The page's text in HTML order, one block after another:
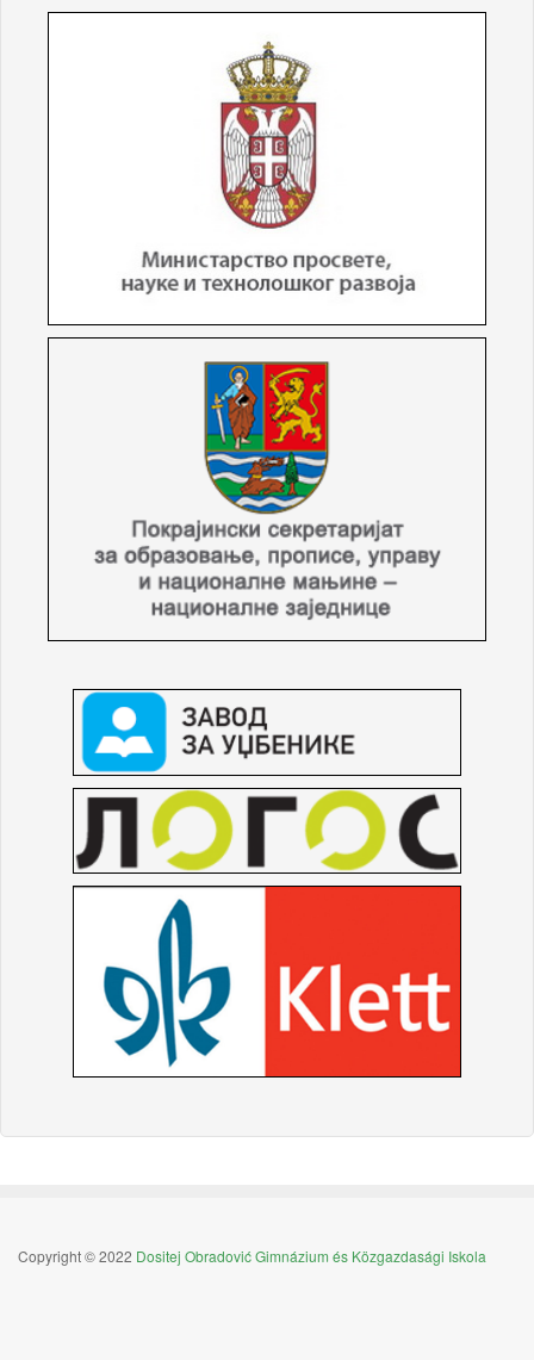
Copyright © 2022 Dositej Obradović Gimnázium és Közgazdasági Iskola